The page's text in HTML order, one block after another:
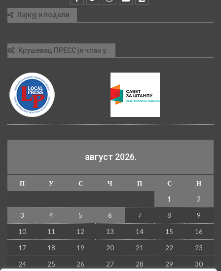
Лајкуј и подели
Крушевац ПРЕСС је члан у:
август 2026.
П У С Ч П С
Н
1
2
3 4 5 6 7 8 9
10 11 12 13 14 15 16
17 18 19 20 21 22 23
24 25 26 27 28 29 30